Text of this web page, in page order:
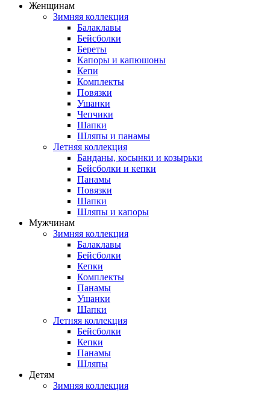
Женщинам
Зимняя коллекция
Балаклавы
Бейсболки
Береты
Капоры и капюшоны
Кепи
Комплекты
Повязки
Ушанки
Чепчики
Шапки
Шляпы и панамы
Летняя коллекция
Банданы, косынки и козырьки
Бейсболки и кепки
Панамы
Повязки
Шапки
Шляпы и капоры
Мужчинам
Зимняя коллекция
Балаклавы
Бейсболки
Кепки
Комплекты
Панамы
Ушанки
Шапки
Летняя коллекция
Бейсболки
Кепки
Панамы
Шляпы
Детям
Зимняя коллекция